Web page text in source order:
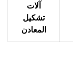
آلات
تشكيل
المعادن